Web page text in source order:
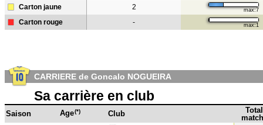
Carton jaune 2 max:7
Carton rouge - max:1
CARRIERE de Goncalo NOGUEIRA
Sa carrière en club
Saison Age(*) Club
Total